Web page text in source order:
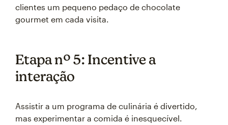
clientes um pequeno pedaço de chocolate
gourmet em cada visita.
Etapa nº 5: Incentive a
interação
Assistir a um programa de culinária é divertido,
mas experimentar a comida é inesquecível.